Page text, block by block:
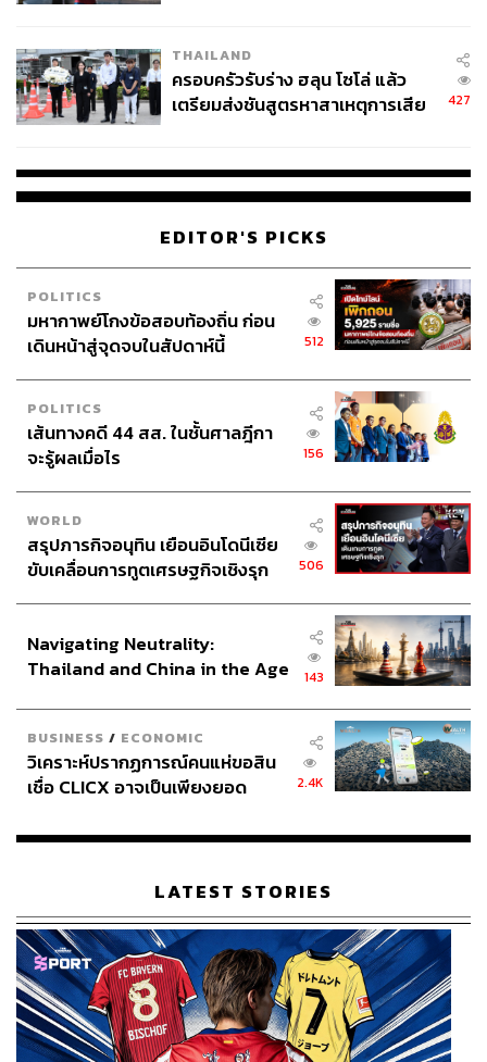
THAILAND
ครอบครัวรับร่าง ฮลุน โซโล่ แล้ว
เตรียมส่งชันสูตรหาสาเหตุการเสีย
427
EDITOR'S PICKS
POLITICS
มหากาพย์โกงข้อสอบท้องถิ่น ก่อน
เดินหน้าสู่จุดจบในสัปดาห์นี้
512
POLITICS
เส้นทางคดี 44 สส. ในชั้นศาลฎีกา
จะรู้ผลเมื่อไร
156
WORLD
สรุปภารกิจอนุทิน เยือนอินโดนีเซีย
ขับเคลื่อนการทูตเศรษฐกิจเชิงรุก
506
Navigating Neutrality:
Thailand and China in the Age
143
BUSINESS / ECONOMIC
วิเคราะห์ปรากฏการณ์คนแห่ขอสิน
เชื่อ CLICX อาจเป็นเพียงยอด
เรือนไทยที่ถูกซุกไว้
2.4K
LATEST STORIES